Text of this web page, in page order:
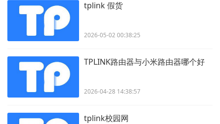
tplink 假货
2026-05-02 00:38:25
TPLINK路由器与小米路由器哪个好
2026-04-28 14:38:57
tplink校园网